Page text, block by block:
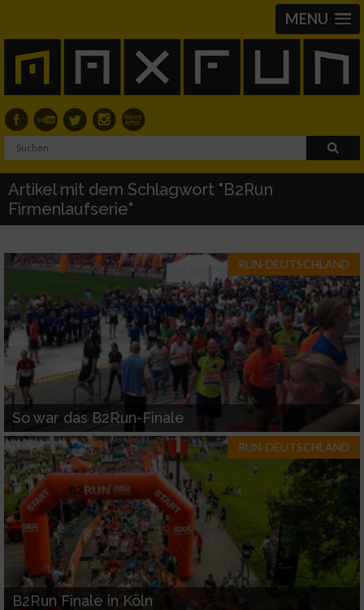
MENU
Artikel mit dem Schlagwort "B2Run
Firmenlaufserie"
RUN-DEUTSCHLAND
So war das B2Run-Finale
RUN-DEUTSCHLAND
B2Run Finale in Köln